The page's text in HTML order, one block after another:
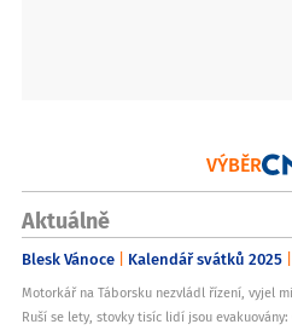
VÝBĚR
Aktuálně
Blesk Vánoce Kalendář svátků 2025
Motorkář na Táborsku nezvládl řízení, vyjel
Ruší se lety, stovky tisíc lidí jsou